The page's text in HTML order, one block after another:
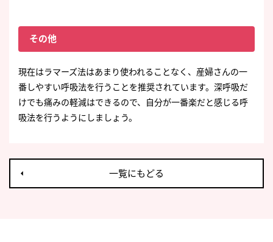
その他
現在はラマーズ法はあまり使われることなく、産婦さんの一
番しやすい呼吸法を行うことを推奨されています。深呼吸だ
けでも痛みの軽減はできるので、自分が一番楽だと感じる呼
吸法を行うようにしましょう。
一覧にもどる